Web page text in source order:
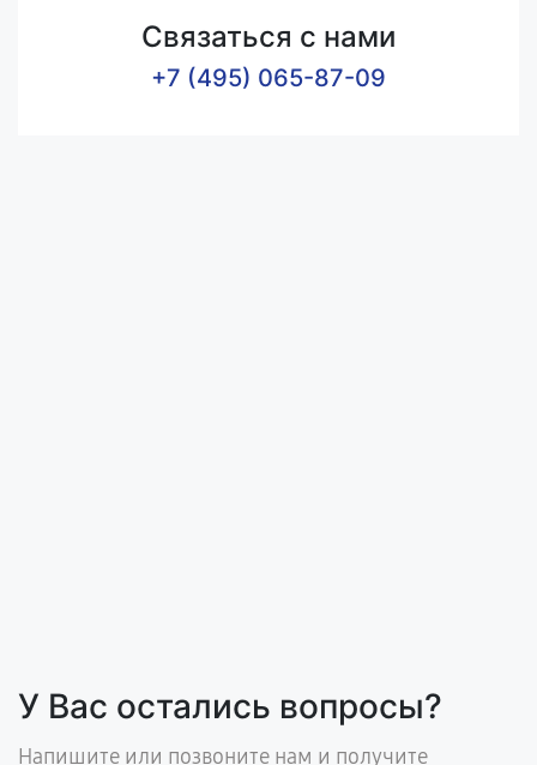
Связаться с нами
+7 (495) 065-87-09
У Вас остались вопросы?
Напишите или позвоните нам и получите